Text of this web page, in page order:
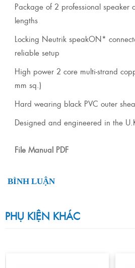
Package of 2 professional speaker
lengths
Locking Neutrik speakON*
reliable setup
High power 2 core multi-strand
mm sq.)
Hard wearing black PVC outer
Designed and engineered in the
File Manual PDF
BÌNH LUẬN
PHỤ KIỆN KHÁC